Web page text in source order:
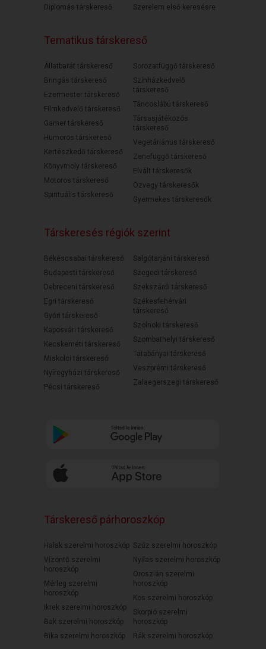
Diplomás társkereső
Szerelem első keresésre
Tematikus társkereső
Állatbarát társkereső
Bringás társkereső
Ezermester társkereső
Filmkedvelő társkereső
Gamer társkereső
Humoros társkereső
Kertészkedő társkereső
Könyvmoly társkereső
Motoros társkereső
Spirituális társkereső
Sorozatfüggő társkereső
Színházkedvelő
társkereső
Táncoslábú társkereső
Társasjátékozós
társkereső
Vegetáriánus társkereső
Zenefüggő társkereső
Elvált társkeresők
Özvegy társkeresők
Gyermekes társkeresők
Társkeresés régiók szerint
Békéscsabai társkereső
Budapesti társkereső
Debreceni társkereső
Egri társkereső
Győri társkereső
Kaposvári társkereső
Kecskeméti társkereső
Miskolci társkereső
Nyíregyházi társkereső
Pécsi társkereső
Salgótarjáni társkereső
Szegedi társkereső
Szekszárdi társkereső
Székesfehérvári
társkereső
Szolnoki társkereső
Szombathelyi társkereső
Tatabányai társkereső
Veszprémi társkereső
Zalaegerszegi társkereső
Társkereső párhoroszkóp
Halak szerelmi horoszkóp
Vízöntő szerelmi
horoszkóp
Mérleg szerelmi
horoszkóp
Ikrek szerelmi horoszkóp
Bak szerelmi horoszkóp
Bika szerelmi horoszkóp
Szűz szerelmi horoszkóp
Nyilas szerelmi horoszkóp
Oroszlán szerelmi
horoszkóp
Kos szerelmi horoszkóp
Skorpió szerelmi
horoszkóp
Rák szerelmi horoszkóp